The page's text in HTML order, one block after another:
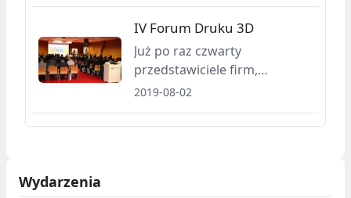
impreza w Polsce poświęcona
przemysłowym
zastosowaniom technologii
drukowania, skanowania i
projektowania 3D.
IV Forum Druku 3D
Już po raz czwarty
przedstawiciele firm,
zakładów przemysłowych
spotkają się w Krakowie, by
2019-08-02
Wydarzenia